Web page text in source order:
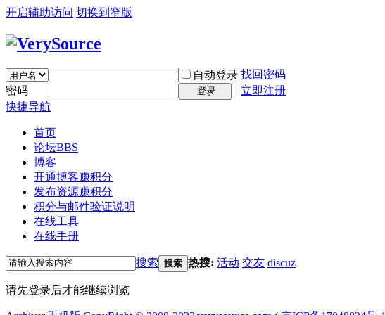
开启辅助访问 切换到窄版
自动登录 找回密码
密码
登录
立即注册
快捷导航
首页
论坛BBS
博客
开通博客赚积分
发布资源赚积分
积分与邮件验证说明
在线工具
在线手册
搜索 搜索 热搜: 活动 交友 discuz
请先登录后才能继续浏览